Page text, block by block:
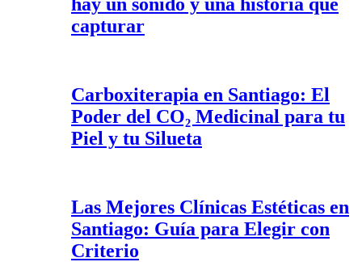
capturar
Carboxiterapia en Santiago: El
Poder del CO₂ Medicinal para tu
Piel y tu Silueta
Las Mejores Clínicas Estéticas en
Santiago: Guía para Elegir con
Criterio